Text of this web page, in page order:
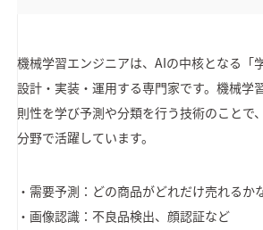
機械学習エンジニアは、AIの中核となる「
設計・実装・運用する専門家です。機械学
則性を学び予測や分類を行う技術のことで
分野で活躍しています。
・需要予測：どの商品がどれだけ売れるか
・画像認識：不良品検出、顔認証など